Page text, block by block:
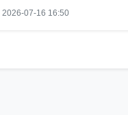
2026-07-16 16:50